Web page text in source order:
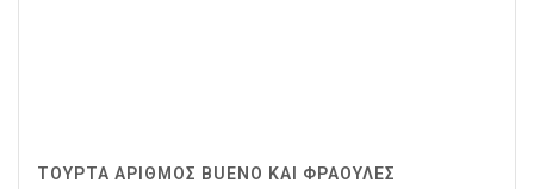
ΤΟΥΡΤΑ ΑΡΙΘΜΟΣ BUENO ΚΑΙ ΦΡΑΟΥΛΕΣ